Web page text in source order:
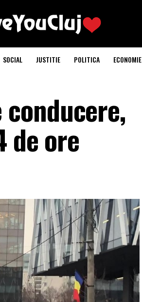
SOCIAL JUSTITIE POLITICA ECONOMIE
ore